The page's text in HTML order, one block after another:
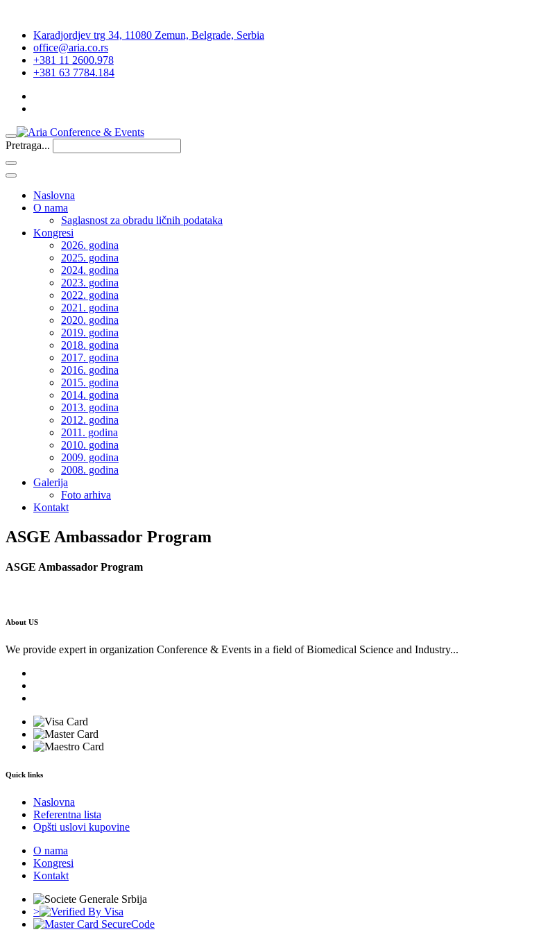
Karadjordjev trg 34, 11080 Zemun, Belgrade, Serbia
office@aria.co.rs
+381 11 2600.978
+381 63 7784.184
Pretraga...
Naslovna
O nama
Saglasnost za obradu ličnih podataka
Kongresi
2026. godina
2025. godina
2024. godina
2023. godina
2022. godina
2021. godina
2020. godina
2019. godina
2018. godina
2017. godina
2016. godina
2015. godina
2014. godina
2013. godina
2012. godina
2011. godina
2010. godina
2009. godina
2008. godina
Galerija
Foto arhiva
Kontakt
ASGE Ambassador Program
ASGE Ambassador Program
About US
We provide expert in organization Conference & Events in a field of Biomedical Science and Industry...
Quick links
Naslovna
Referentna lista
Opšti uslovi kupovine
O nama
Kongresi
Kontakt
>